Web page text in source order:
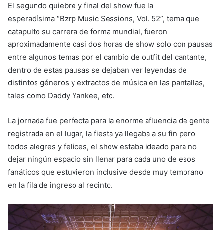
El segundo quiebre y final del show fue la
esperadísima “Bzrp Music Sessions, Vol. 52”, tema que
catapulto su carrera de forma mundial, fueron
aproximadamente casi dos horas de show solo con pausas
entre algunos temas por el cambio de outfit del cantante,
dentro de estas pausas se dejaban ver leyendas de
distintos géneros y extractos de música en las pantallas,
tales como Daddy Yankee, etc.
La jornada fue perfecta para la enorme afluencia de gente
registrada en el lugar, la fiesta ya llegaba a su fin pero
todos alegres y felices, el show estaba ideado para no
dejar ningún espacio sin llenar para cada uno de esos
fanáticos que estuvieron inclusive desde muy temprano
en la fila de ingreso al recinto.